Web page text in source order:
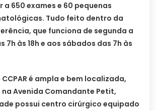
a 650 exames e 60 pequenas
Tudo feito dentro da
que funciona de segunda a
7h às 18h e aos sábados das 7h às
é ampla e bem localizada,
Avenida Comandante Petit,
possui centro cirúrgico equipado